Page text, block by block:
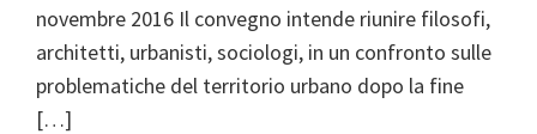
novembre 2016 Il convegno intende riunire filosofi,
architetti, urbanisti, sociologi, in un confronto sulle
problematiche del territorio urbano dopo la fine
[…]